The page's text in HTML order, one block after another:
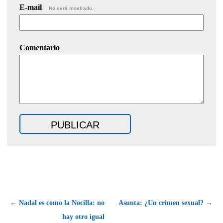
E-mail No será mostrado.
Comentario
← Nadal es como la Nocilla: no
hay otro igual
Asunta: ¿Un crimen sexual? →